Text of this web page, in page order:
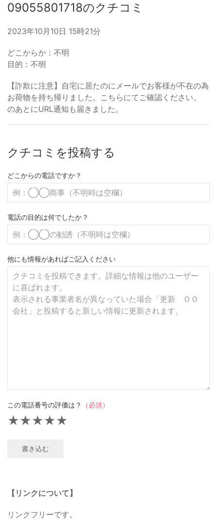
09055801718のクチコミ
2023年10月10日 15時21分
どこからか：不明
目的：不明
【詐欺に注意】自宅に居たのにメールでお客様が不在の為
お荷物を持ち帰りました。こちらにてご確認ください。
のあとにURL通知も届きました。
クチコミを投稿する
どこからの電話ですか？
電話の目的は何でしたか？
他にも情報があればご記入ください
この電話番号の評価は？ （必須）
★
★
★
★
★
書き込む
【リンクについて】
リンクフリーです。